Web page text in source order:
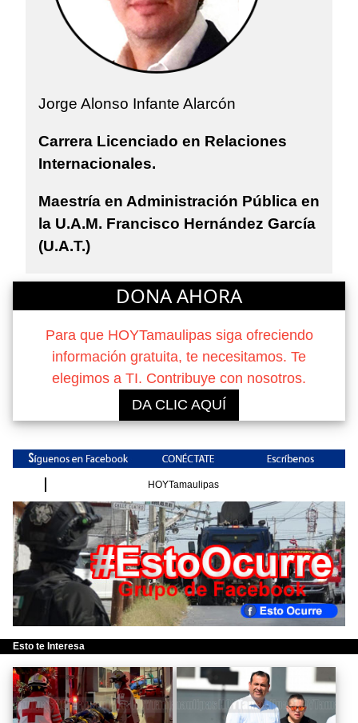
Jorge Alonso Infante Alarcón
Carrera Licenciado en Relaciones
Internacionales.
Maestría en Administración Pública en
la U.A.M. Francisco Hernández García
(U.A.T.)
DONA AHORA
Para que HOYTamaulipas siga ofreciendo
información gratuita, te necesitamos. Te
elegimos a TI. Contribuye con nosotros.
DA CLIC AQUÍ
HOYTamaulipas
Esto te Interesa